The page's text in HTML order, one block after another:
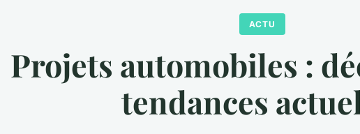
ACTU
Projets automobiles :
tendances